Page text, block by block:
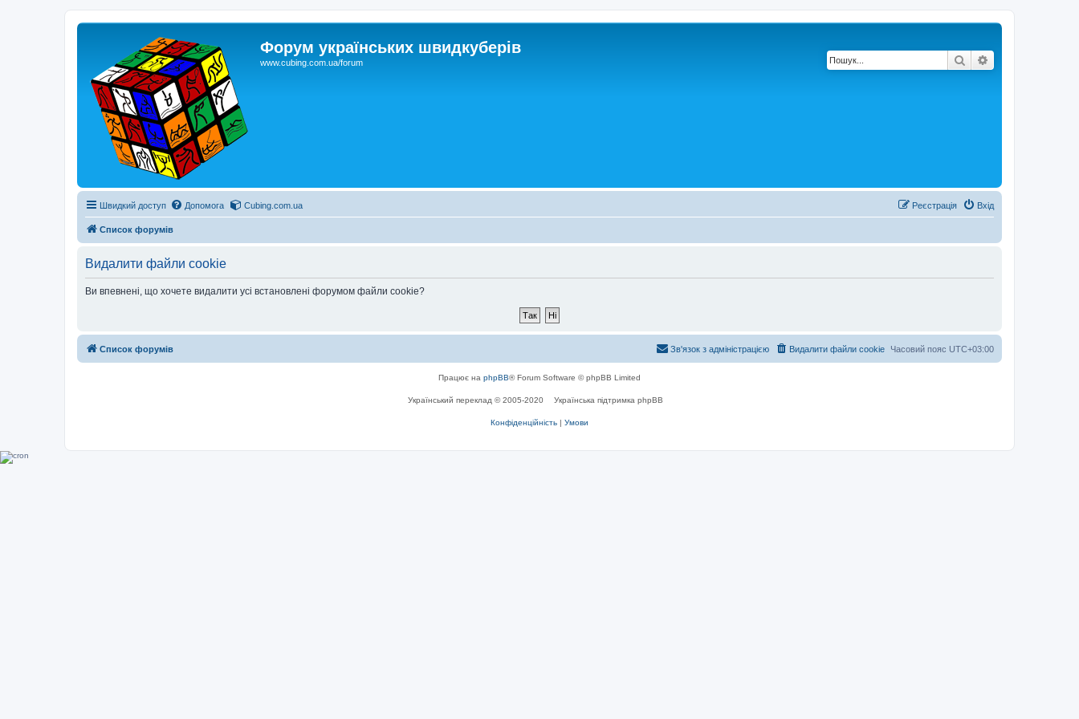
Форум українських швидкуберів
www.cubing.com.ua/forum Пошук
Швидкий доступ Допомога Cubing.com.ua Вхід
Реєстрація
Список форумів
Видалити файли cookie
Ви впевнені, що хочете видалити усі встановлені форумом файли cookie?
Список форумів Часовий пояс UTC+03:00
Видалити файли cookie
Зв'язок з адміністрацією
Працює на phpBB® Forum Software © phpBB Limited
Український переклад © 2005-2020 Українська підтримка phpBB
Конфіденційність | Умови